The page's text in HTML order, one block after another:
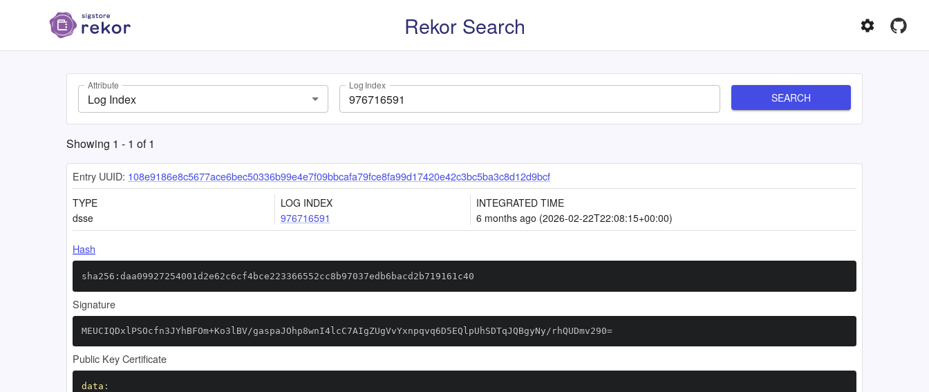
Rekor Search
Attribute
Log Index
Log Index
SEARCH
Showing 1 - 1 of1
Entry UUID: 108e9186e8c5677ace6bec50336b99e4e7f09bbcafa79fce8fa99d17420e42c3bc5ba3c8d12d9bcf
TYPE
dsse
LOG INDEX
976716591
INTEGRATED TIME
6 months ago (2026-02-22T22:08:15+00:00)
Hash
sha256:daa09927254001d2e62c6cf4bce223366552cc8b97037edb6bacd2b719161c40
Signature
MEUCIQDxlPSOcfn3JYhBFOm+Ko3lBV/gaspaJOhp8wnI4lcC7AIgZUgVvYxnpqvq6D5EQlpUhSDTqJQBgyNy/rhQUDmv290=
Public Key Certificate
data :